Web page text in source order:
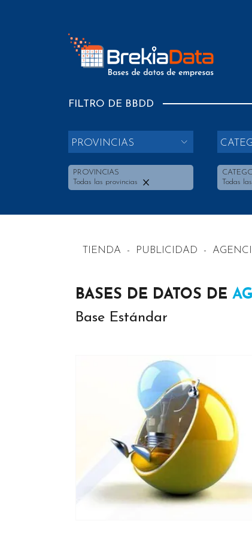
FILTRO DE BBDD
PROVINCIAS
PROVINCIAS
Todas las provincias
Todas
TIENDA - PUBLICIDAD -
BASES DE DATOS DE
Base Estándar